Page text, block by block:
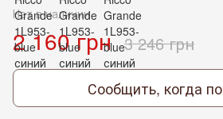
Нет в наличии
2 160 грн 3 246 грн
Сообщить, когда